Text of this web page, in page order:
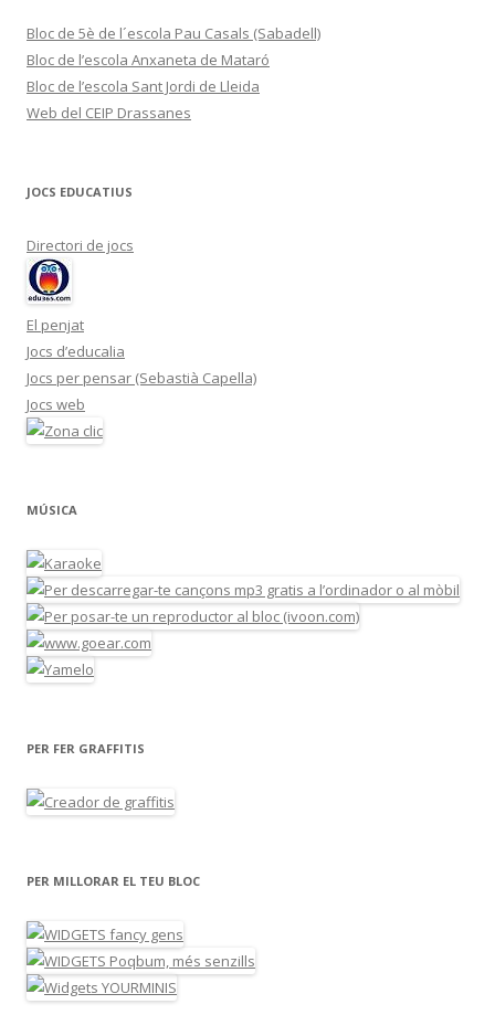
Bloc de 5è de l´escola Pau Casals (Sabadell)
Bloc de l’escola Anxaneta de Mataró
Bloc de l’escola Sant Jordi de Lleida
Web del CEIP Drassanes
JOCS EDUCATIUS
Directori de jocs
El penjat
Jocs d’educalia
Jocs per pensar (Sebastià Capella)
Jocs web
MÚSICA
PER FER GRAFFITIS
PER MILLORAR EL TEU BLOC